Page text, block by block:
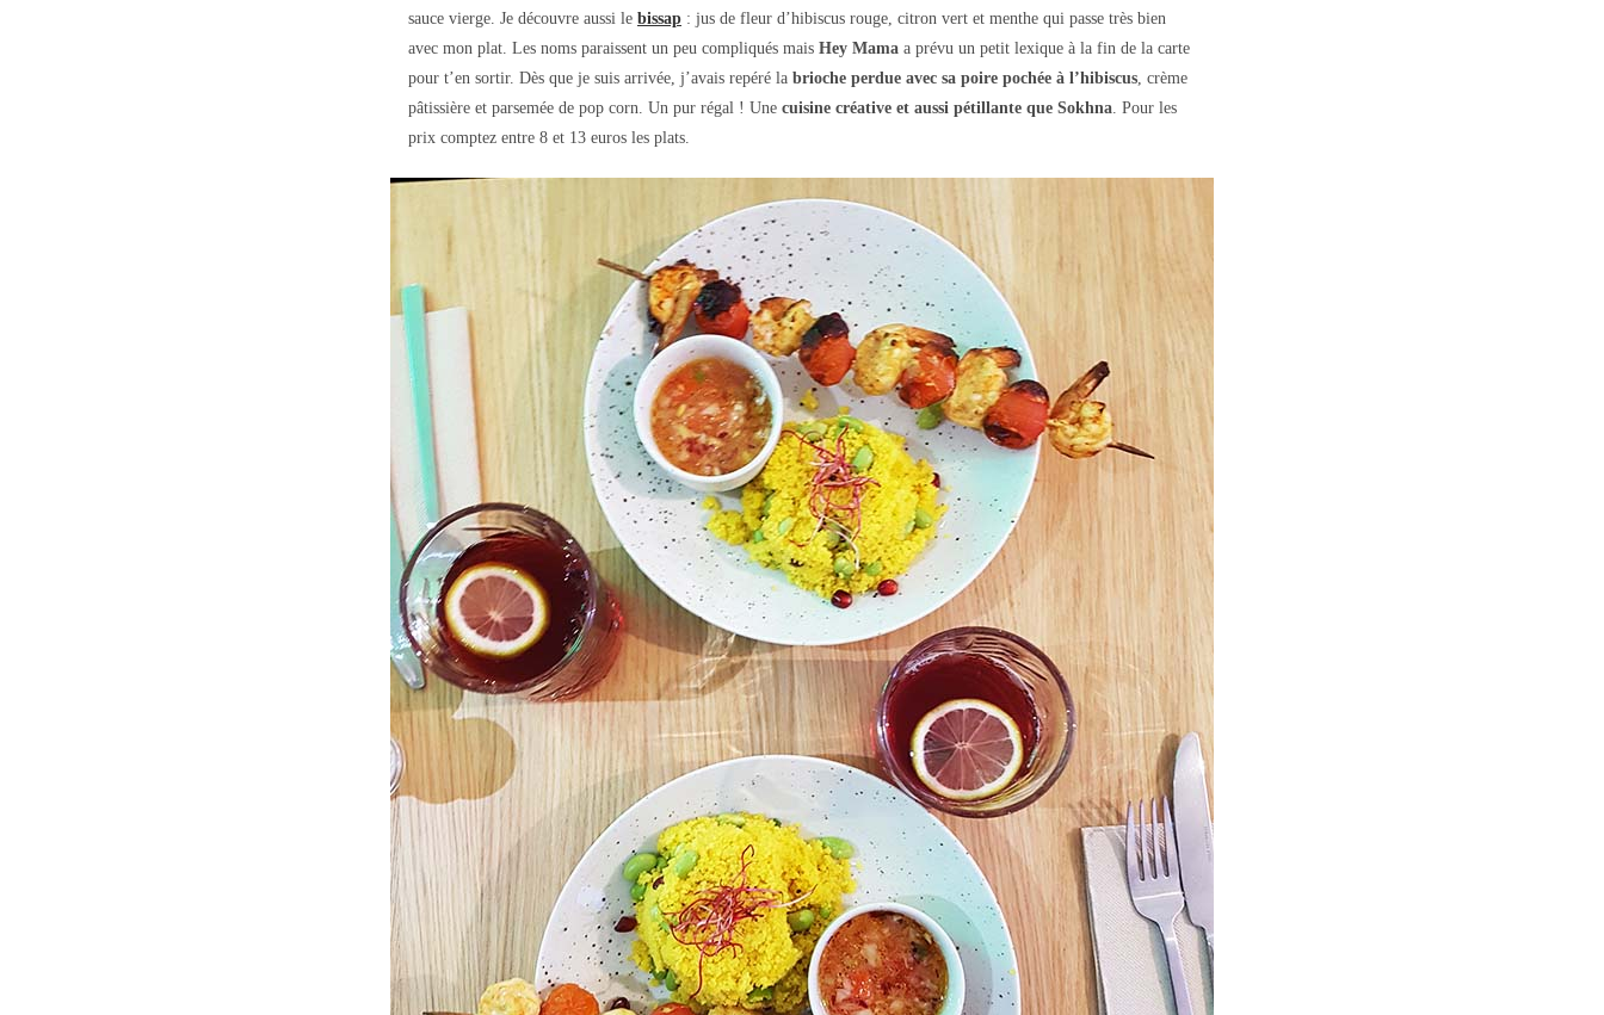
sauce vierge. Je découvre aussi le bissap : jus de fleur d’hibiscus rouge, citron vert et menthe qui passe très bien
avec mon plat. Les noms paraissent un peu compliqués mais Hey Mama a prévu un petit lexique à la fin de la carte
pour t’en sortir. Dès que je suis arrivée, j’avais repéré la brioche perdue avec sa poire pochée à l’hibiscus, crème
pâtissière et parsemée de pop corn. Un pur régal ! Une cuisine créative et aussi pétillante que Sokhna. Pour les
prix comptez entre 8 et 13 euros les plats.